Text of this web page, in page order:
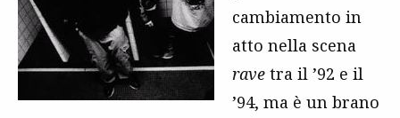
cambiamento in
atto nella scena
rave tra il ’92 e il
’94, ma è un brano